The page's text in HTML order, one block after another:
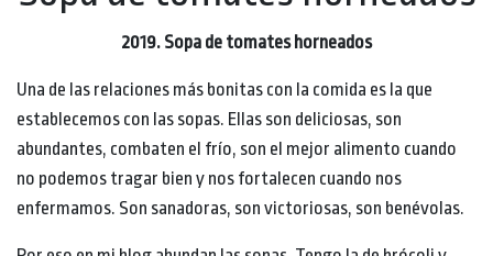
2019. Sopa de tomates horneados
Una de las relaciones más bonitas con la comida es la que
establecemos con las sopas. Ellas son deliciosas, son
abundantes, combaten el frío, son el mejor alimento cuando
no podemos tragar bien y nos fortalecen cuando nos
enfermamos. Son sanadoras, son victoriosas, son benévolas.